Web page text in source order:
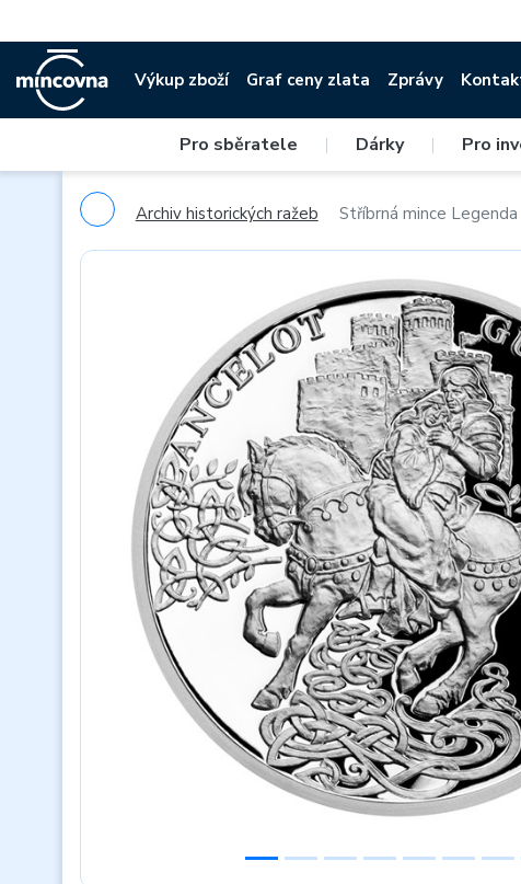
Výkup zboží Graf ceny zlata Zprávy
Pro sběratele | Dárky | Pro
Archiv historických ražeb Stříbrná mince
Previous